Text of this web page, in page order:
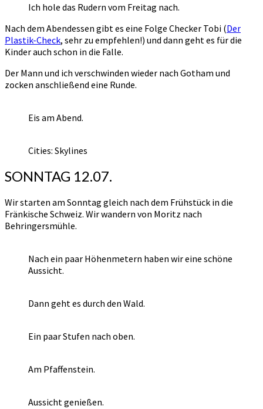
Ich hole das Rudern vom Freitag nach.
Nach dem Abendessen gibt es eine Folge Checker Tobi (Der
Plastik-Check, sehr zu empfehlen!) und dann geht es für die
Kinder auch schon in die Falle.
Der Mann und ich verschwinden wieder nach Gotham und
zocken anschließend eine Runde.
Eis am Abend.
Cities: Skylines
SONNTAG 12.07.
Wir starten am Sonntag gleich nach dem Frühstück in die
Fränkische Schweiz. Wir wandern von Moritz nach
Behringersmühle.
Nach ein paar Höhenmetern haben wir eine schöne
Aussicht.
Dann geht es durch den Wald.
Ein paar Stufen nach oben.
Am Pfaffenstein.
Aussicht genießen.